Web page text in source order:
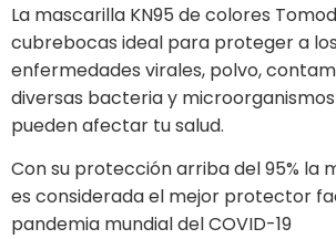
La mascarilla KN95 de colores
cubrebocas ideal para proteger a
enfermedades virales, polvo,
diversas bacteria y
pueden afectar tu salud.
Con su protección arriba del 95% la
es considerada el mejor protector
pandemia mundial del COVID-19